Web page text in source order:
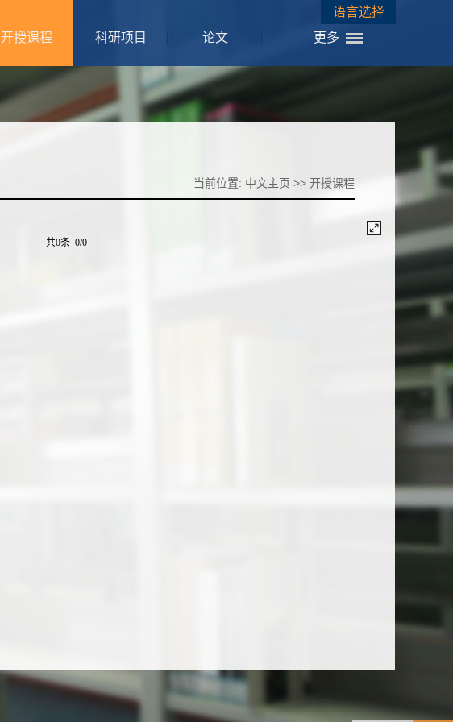
语言选择
开授课程 科研项目 论文 更多
当前位置: 中文主页 >> 开授课程
共0条 0/0